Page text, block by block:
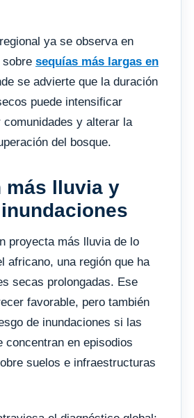
ya se observa en
sequías más largas en
se advierte que la duración
puede intensificar
y alterar la
del bosque.
más lluvia y
proyecta más lluvia de lo
africano, una región que ha
secas prolongadas. Ese
favorable, pero también
de inundaciones si las
concentran en episodios
suelos e infraestructuras